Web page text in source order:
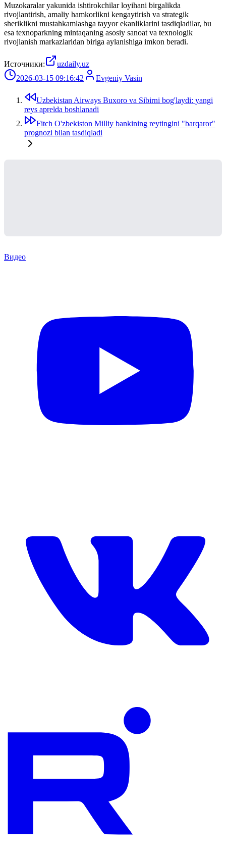
Muzokaralar yakunida ishtirokchilar loyihani birgalikda
rivojlantirish, amaliy hamkorlikni kengaytirish va strategik
sheriklikni mustahkamlashga tayyor ekanliklarini tasdiqladilar, bu
esa texnoparkning mintaqaning asosiy sanoat va texnologik
rivojlanish markazlaridan biriga aylanishiga imkon beradi.
Источники:
uzdaily.uz
2026-03-15 09:16:42
Evgeniy Vasin
Uzbekistan Airways Buxoro va Sibirni bog'laydi: yangi
reys aprelda boshlanadi
Fitch O'zbekiston Milliy bankining reytingini "barqaror"
prognozi bilan tasdiqladi
Видео